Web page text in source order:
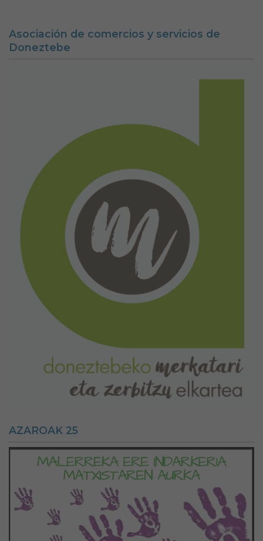
Asociación de comercios y servicios de
Doneztebe
AZAROAK 25